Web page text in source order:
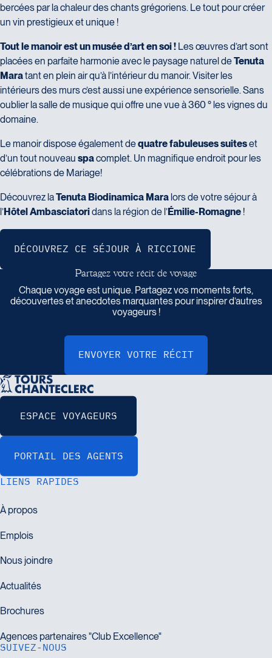
bercées par la chaleur des chants grégoriens. Le tout pour créer
un vin prestigieux et unique !
Tout le manoir est un musée d’art en soi ! Les œuvres d’art sont
placées en parfaite harmonie avec le paysage naturel deTenuta
Maratant en plein air qu’à l’intérieur du manoir. Visiter les
intérieurs des murs c’est aussi une expérience sensorielle. Sans
oublier la salle de musique qui offre une vue à 360 ° les vignes du
domaine.
Le manoir dispose également dequatre fabuleuses suiteset
d’un tout nouveau spacomplet. Un magnifique endroit pour les
célébrations de Mariage!
Découvrez laTenuta Biodinamica Mara lors de votre séjour à
l’Hôtel Ambasciatoridans la région de l’Émilie-Romagne !
Partagez votre récit de voyage
Chaque voyage est unique. Partagez vos moments forts,
découvertes et anecdotes marquantes pour inspirer d’autres
voyageurs !
LIENS RAPIDES
SUIVEZ-NOUS